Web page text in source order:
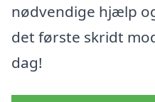
nødvendige hjælp
det første skridt
dag!